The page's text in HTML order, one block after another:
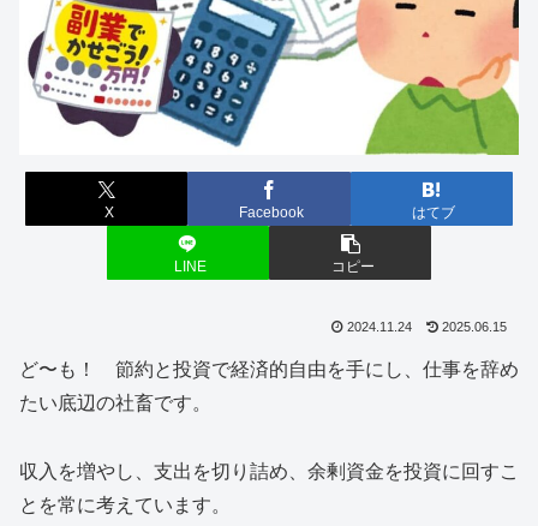
X Facebook はてブ
LINE コピー
2024.11.24 2025.06.15
ど〜も！ 節約と投資で経済的自由を手にし、仕事を辞め
たい底辺の社畜です。
収入を増やし、支出を切り詰め、余剰資金を投資に回すこ
とを常に考えています。